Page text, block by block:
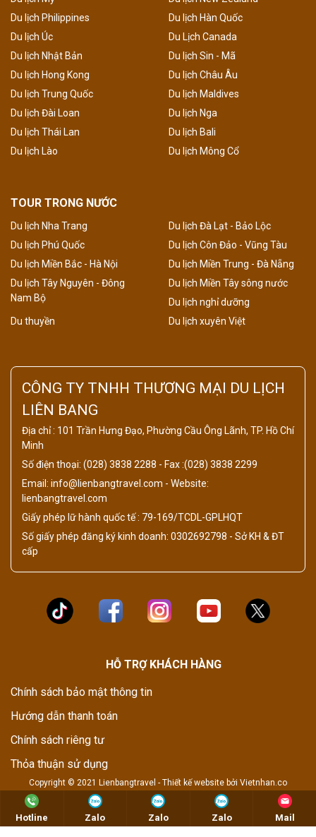
Du lịch Philippines
Du lịch Hàn Quốc
Du lịch Úc
Du Lịch Canada
Du lịch Nhật Bản
Du lịch Sin - Mã
Du lịch Hong Kong
Du lịch Châu Âu
Du lịch Trung Quốc
Du lịch Maldives
Du lịch Đài Loan
Du lịch Nga
Du lịch Thái Lan
Du lịch Bali
Du lịch Lào
Du lịch Mông Cổ
TOUR TRONG NƯỚC
Du lịch Nha Trang
Du lịch Đà Lạt - Bảo Lộc
Du lịch Phú Quốc
Du lịch Côn Đảo - Vũng Tàu
Du lịch Miền Bắc - Hà Nội
Du lịch Miền Trung - Đà Nẵng
Du lịch Tây Nguyên - Đông
Nam Bộ
Du lịch Miền Tây sông nước
Du lịch nghỉ dưỡng
Du thuyền
Du lịch xuyên Việt
CÔNG TY TNHH THƯƠNG MẠI DU LỊCH
LIÊN BANG
Địa chỉ : 101 Trần Hưng Đạo, Phường Cầu Ông Lãnh, TP. Hồ Chí
Minh
Số điện thoại: (028) 3838 2288 - Fax :(028) 3838 2299
Email: info@lienbangtravel.com - Website:
lienbangtravel.com
Giấy phép lữ hành quốc tế : 79-169/TCDL-GPLHQT
Số giấy phép đăng ký kinh doanh: 0302692798 - Sở KH & ĐT
cấp
HỖ TRỢ KHÁCH HÀNG
Chính sách bảo mật thông tin
Hướng dẫn thanh toán
Chính sách riêng tư
Thỏa thuận sử dụng
Copyright © 2021 Lienbangtravel - Thiết kế website bởi Vietnhan.co
Hotline Zalo Zalo Zalo Mail